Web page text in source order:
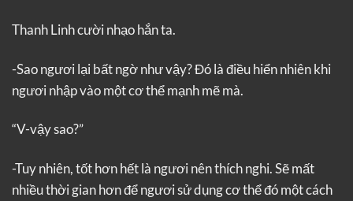
Thanh Linh cười nhạo hắn ta.
-Sao ngươi lại bất ngờ như vậy? Đó là điều hiển nhiên khi
ngươi nhập vào một cơ thể mạnh mẽ mà.
“V-vậy sao?”
-Tuy nhiên, tốt hơn hết là ngươi nên thích nghi. Sẽ mất
nhiều thời gian hơn để ngươi sử dụng cơ thể đó một cách